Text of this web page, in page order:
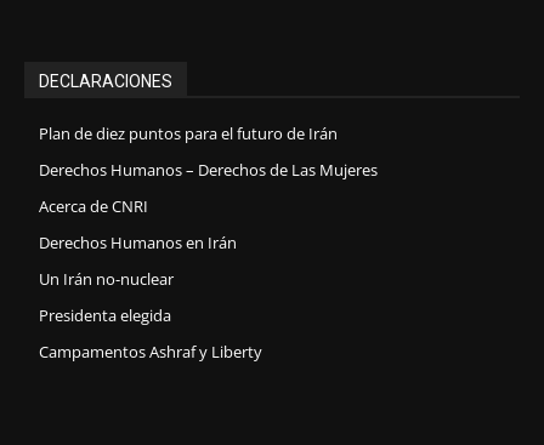
DECLARACIONES
Plan de diez puntos para el futuro de Irán
Derechos Humanos – Derechos de Las Mujeres
Acerca de CNRI
Derechos Humanos en Irán
Un Irán no-nuclear
Presidenta elegida
Campamentos Ashraf y Liberty